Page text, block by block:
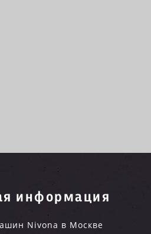
информация
Nivona в Москве